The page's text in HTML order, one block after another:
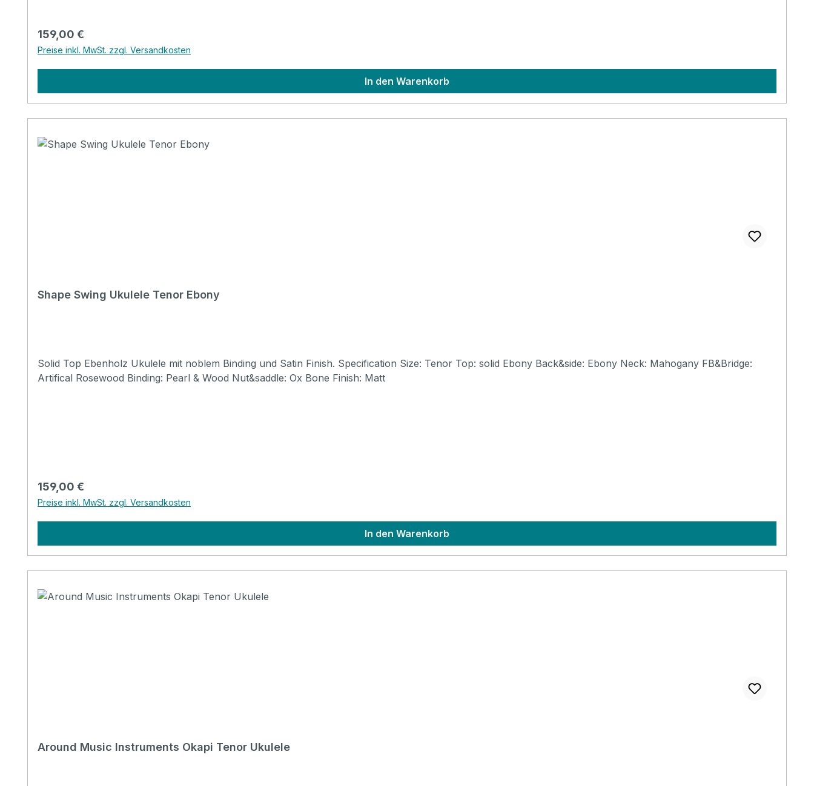
Regulärer Preis:
159,00 €
Preise inkl. MwSt. zzgl. Versandkosten
In den Warenkorb
Shape Swing Ukulele Tenor Ebony
Solid Top Ebenholz Ukulele mit noblem Binding und Satin Finish. Specification Size: Tenor Top: solid Ebony Back&side: Ebony Neck: Mahogany FB&Bridge:
Artifical Rosewood Binding: Pearl & Wood Nut&saddle: Ox Bone Finish: Matt
Regulärer Preis:
159,00 €
Preise inkl. MwSt. zzgl. Versandkosten
In den Warenkorb
Around Music Instruments Okapi Tenor Ukulele